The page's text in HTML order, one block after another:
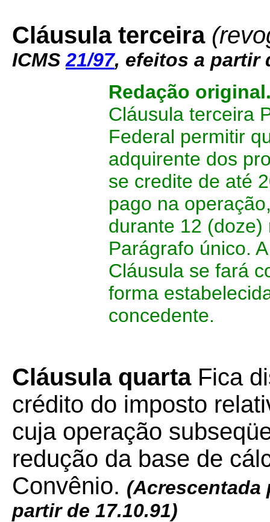
Cláusula terceira
ICMS21/97, efeitos a partir
Redação
Cláusula terceira
Federal permitir
adquirente dos
se credite de até
pago na
durante 12 (doze)
Parágrafo único.
Cláusula se fará
forma
concedente.
Cláusula quartaFica
crédito do imposto
cuja operação
redução da base de
Convênio. (Acrescentada
partir de 17.10.91)